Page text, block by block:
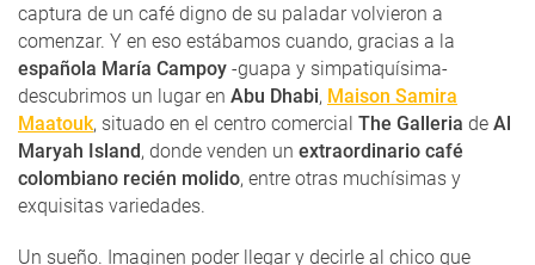
captura de un café digno de su paladar volvieron a
comenzar. Y en eso estábamos cuando, gracias a la
española María Campoy -guapa y simpatiquísima-
descubrimos un lugar en Abu Dhabi, Maison Samira
Maatouk, situado en el centro comercial The Galleria de Al
Maryah Island, donde venden un extraordinario café
colombiano recién molido, entre otras muchísimas y
exquisitas variedades.
Un sueño. Imaginen poder llegar y decirle al chico que